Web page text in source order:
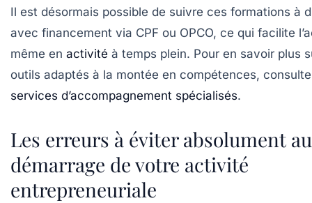
Il est désormais possible de suivre ces formations à
avec financement via CPF ou OPCO, ce qui facilite
même en activité à temps plein. Pour en savoir plus
outils adaptés à la montée en compétences,
services d’accompagnement spécialisés.
Les erreurs à éviter absolument au
démarrage de votre activité
entrepreneuriale